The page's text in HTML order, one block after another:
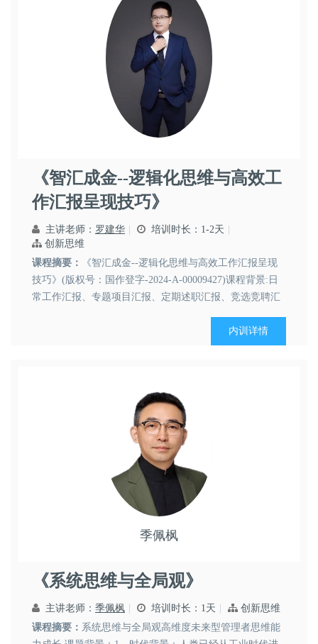
人力资源 商务礼仪 职业素养
《智汇成金--逻辑化思维与高效工
作汇报呈现技巧》
主讲老师： 罗建华
培训时长：1-2天
创新思维
课程摘要：
《智汇成金--逻辑化思维与高效工作汇报呈现
技巧》(版权号：国作登字-2024-A-00009427)课程背景:日
常工作汇报、专题项目汇报、定期述职汇报、竞选竞聘汇
沟通场景统称”工作汇报“，高效汇报将直接提升企业层级
间沟通的效率和质量，使会议顺畅，决策高效。它...
内训详情
季佩枫
《系统思维与全局观》
主讲老师： 季佩枫 培训时长：1天
创新思维
课程摘要： 系统思维与全局观高维度未来型管理者思维能